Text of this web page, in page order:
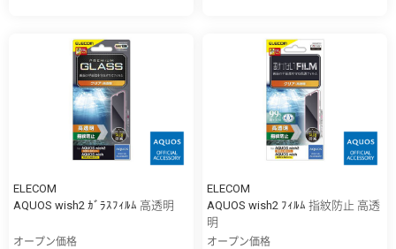
ELECOM
AQUOS wish2 ｶﾞﾗｽﾌｨﾙﾑ 高透明
オープン価格
ELECOM
AQUOS wish2 ﾌｨﾙﾑ 指紋防止 高透
明
オープン価格